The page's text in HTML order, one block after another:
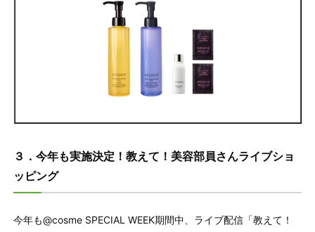
３．今年も実施決定！教えて！美容部員さんライブショ
ッピング
今年も@cosme SPECIAL WEEK期間中、ライブ配信「教えて！